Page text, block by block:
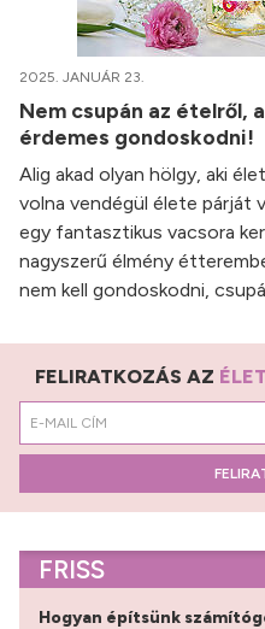
2025. JANUÁR 23.
Nem csupán az ételről,
érdemes gondoskodni!
Alig akad olyan hölgy, aki
volna vendégül élete párját
egy fantasztikus vacsora
nagyszerű élmény
nem kell gondoskodni,
FELIRATKOZÁS AZ
FRISS
Hogyan építsünk